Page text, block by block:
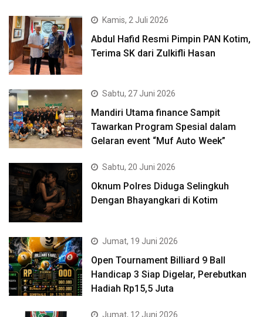
Kamis, 2 Juli 2026
Abdul Hafid Resmi Pimpin PAN Kotim,
Terima SK dari Zulkifli Hasan
Sabtu, 27 Juni 2026
Mandiri Utama finance Sampit
Tawarkan Program Spesial dalam
Gelaran event “Muf Auto Week”
Sabtu, 20 Juni 2026
Oknum Polres Diduga Selingkuh
Dengan Bhayangkari di Kotim
Jumat, 19 Juni 2026
Open Tournament Billiard 9 Ball
Handicap 3 Siap Digelar, Perebutkan
Hadiah Rp15,5 Juta
Jumat, 12 Juni 2026